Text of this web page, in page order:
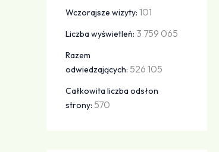
Wczorajsze wizyty:101
Liczba wyświetleń: 3 759 065
Razem
odwiedzających: 526 105
Całkowita liczba odsłon
strony: 570